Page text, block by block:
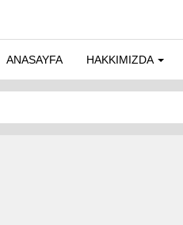
ANASAYFA HAKKIMIZDA